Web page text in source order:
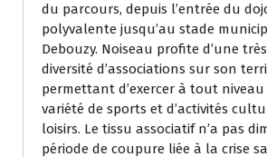
du parcours, depuis l’entrée du
polyvalente jusqu’au stade
Debouzy. Noiseau profite d’une
diversité d’associations sur son
permettant d’exercer à tout
variété de sports et d’activités
loisirs. Le tissu associatif n’a pas
période de coupure liée à la crise